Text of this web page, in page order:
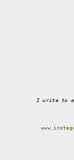
I write to